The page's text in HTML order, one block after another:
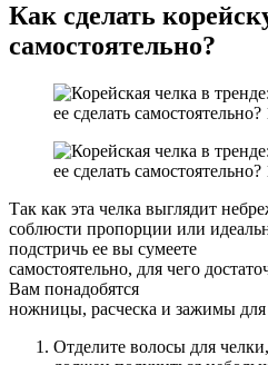
Как сделать
самостоятельно?
Так как эта челка выглядит
соблюсти пропорции или
подстричь ее вы сумеете
самостоятельно, для чего
Вам понадобятся
ножницы, расческа и зажимы для
Отделите волосы для